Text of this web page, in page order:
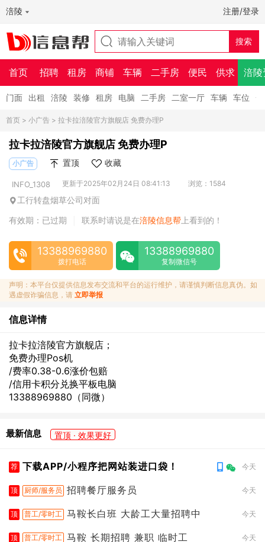
涪陵 注册/登录
首页 招聘 租房 商铺 车辆 二手房 便民 供求 涪陵
门面 出租 涪陵 装修 租房 电脑 二手房 二室一厅 车辆 车位
首页 > 小广告 > 拉卡拉涪陵官方旗舰店 免费办理P
拉卡拉涪陵官方旗舰店 免费办理P
小广告 置顶 收藏
INFO_1308 更新于2025年02月24日 08:41:13 浏览：1584
工行转盘烟草公司对面
有效期：已过期
联系时请说是在涪陵信息帮 上看到的！
13388969880
拨打电话
13388969880
复制微信号
声明：本平台仅提供信息发布交流和平台的运行维护，请谨慎判断信息真伪。如
遇虚假诈骗信息，请 立即举报
信息详情
拉卡拉涪陵官方旗舰店；
免费办理Pos机
/费率0.38-0.6涨价包赔
/信用卡积分兑换平板电脑
13388969880（同微）
最新信息 置顶 · 效果更好
荐 下载APP/小程序把网站装进口袋！ 今天
顶 厨师/服务员 招聘餐厅服务员 今天
顶 普工/零时工 马鞍长白班 大龄工大量招聘中 今天
顶 普工/零时工 马鞍 长期招聘 兼职 临时工 今天